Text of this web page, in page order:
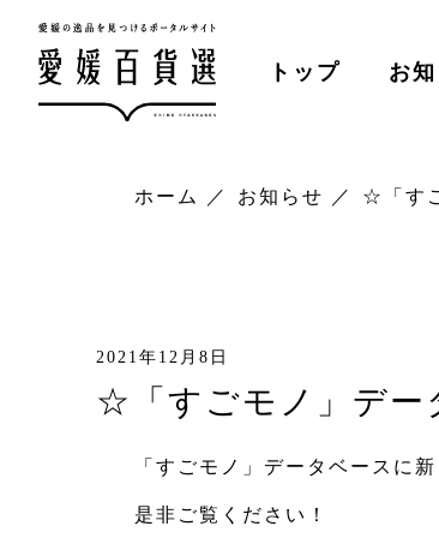
トップ お
ホーム お知らせ ☆「す
2021年12月8日
☆「すごモノ」デー
「すごモノ」データベースに
是非ご覧ください！